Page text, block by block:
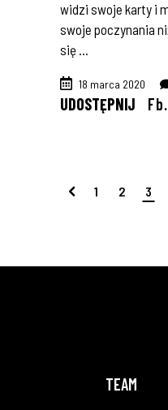
widzi swoje karty i
swoje poczynania
się
18 marca 2020
UDOSTĘPNIJ Fb.
1 2 3
TEAM